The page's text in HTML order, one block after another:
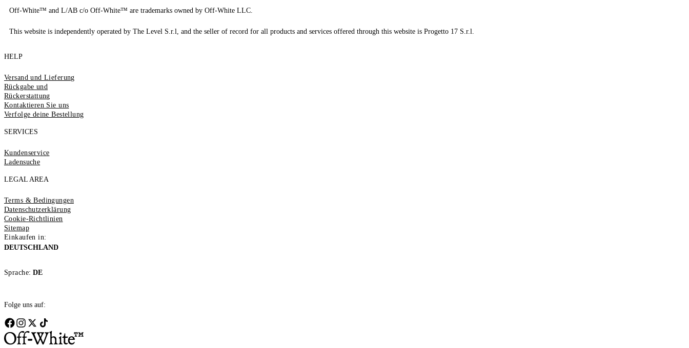
Off-White™ and L/AB c/o Off-White™ are trademarks owned by Off-White LLC.
This website is independently operated by The Level S.r.l, and the seller of record for all products and services offered through this website is Progetto 17 S.r.l.
HELP
Versand und Lieferung
Rückgabe und
Rückerstattung
Kontaktieren Sie uns
Verfolge deine Bestellung
SERVICES
Kundenservice
Ladensuche
LEGAL AREA
Terms & Bedingungen
Datenschutzerklärung
Cookie-Richtlinien
Sitemap
Einkaufen in:
DEUTSCHLAND
Sprache: DE
Folge uns auf: